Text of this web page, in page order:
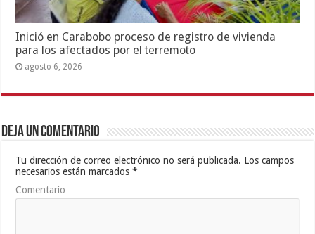
Inició en Carabobo proceso de registro de vivienda
para los afectados por el terremoto
agosto 6, 2026
Deja un comentario
Tu dirección de correo electrónico no será publicada. Los campos
necesarios están marcados*
Comentario